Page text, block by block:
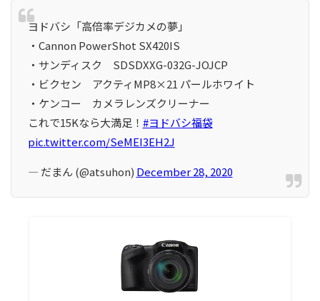
ヨドバシ「高倍率デジカメの夢」
・Cannon PowerShot SX420IS
・サンディスク SDSDXXG-032G-JOJCP
・ビクセン アクティMP8×21 パールホワイト
・ケンコー カメラレンズクリーナー
これで15Kなら大満足！ #ヨドバシ福袋
pic.twitter.com/SeMEI3EH2J
— だまん (@atsuhon) December 28, 2020